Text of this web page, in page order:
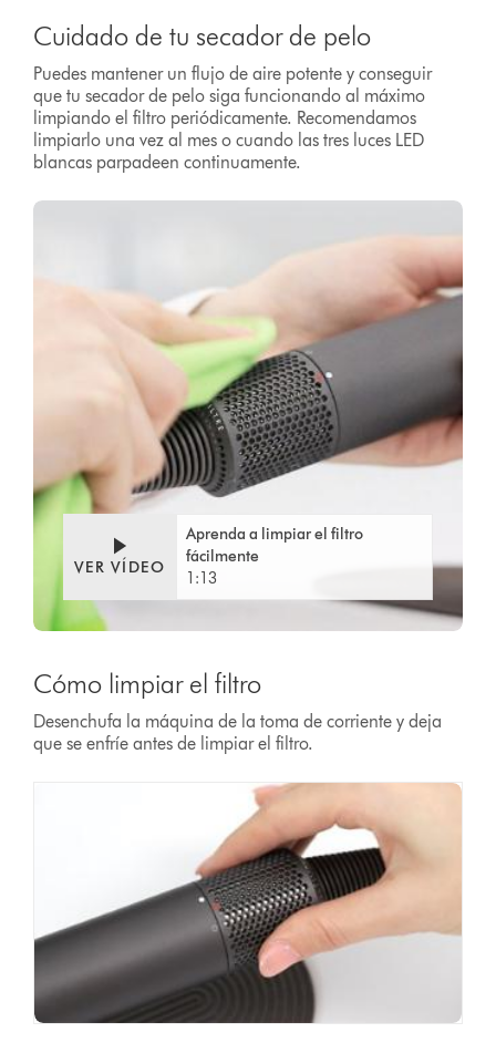
Cuidado de tu secador de pelo
Puedes mantener un flujo de aire potente y conseguir
que tu secador de pelo siga funcionando al máximo
limpiando el filtro periódicamente. Recomendamos
limpiarlo una vez al mes o cuando las tres luces LED
blancas parpadeen continuamente.
VER VÍDEO
Aprenda a limpiar el filtro
fácilmente
1:13
Cómo limpiar el filtro
Desenchufa la máquina de la toma de corriente y deja
que se enfríe antes de limpiar el filtro.